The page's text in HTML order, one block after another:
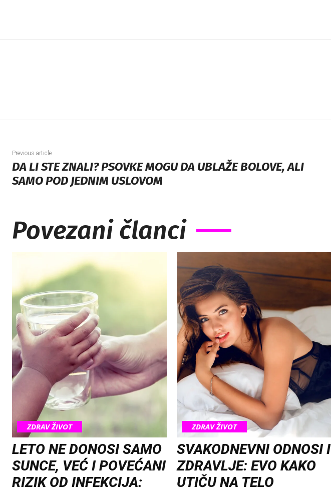
Previous article
DA LI STE ZNALI? PSOVKE MOGU DA UBLAŽE BOLOVE, ALI
SAMO POD JEDNIM USLOVOM
Povezani članci
ZDRAV ŽIVOT
LETO NE DONOSI SAMO
SUNCE, VEĆ I POVEĆANI
RIZIK OD INFEKCIJA:
ZDRAV ŽIVOT
SVAKODNEVNI ODNOSI I
ZDRAVLJE: EVO KAKO
UTIČU NA TELO